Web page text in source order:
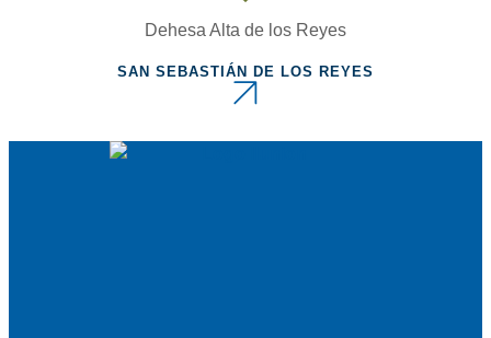
Dehesa Alta de los Reyes
SAN SEBASTIÁN DE LOS REYES